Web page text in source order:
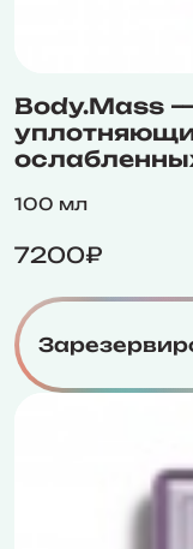
Body.Mass
100 мл
7200₽